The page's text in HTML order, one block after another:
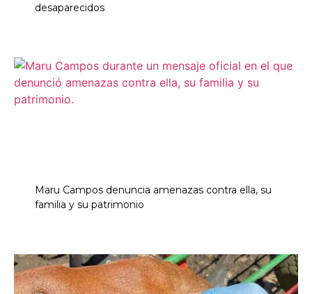
desaparecidos
Maru Campos denuncia amenazas contra ella, su
familia y su patrimonio